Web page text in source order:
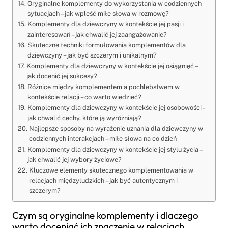
Oryginalne komplementy do wykorzystania w codziennych
sytuacjach – jak wpleść miłe słowa w rozmowę?
Komplementy dla dziewczyny w kontekście jej pasji i
zainteresowań – jak chwalić jej zaangażowanie?
Skuteczne techniki formułowania komplementów dla
dziewczyny – jak być szczerym i unikalnym?
Komplementy dla dziewczyny w kontekście jej osiągnięć –
jak docenić jej sukcesy?
Różnice między komplementem a pochlebstwem w
kontekście relacji – co warto wiedzieć?
Komplementy dla dziewczyny w kontekście jej osobowości –
jak chwalić cechy, które ją wyróżniają?
Najlepsze sposoby na wyrażenie uznania dla dziewczyny w
codziennych interakcjach – miłe słowa na co dzień
Komplementy dla dziewczyny w kontekście jej stylu życia –
jak chwalić jej wybory życiowe?
Kluczowe elementy skutecznego komplementowania w
relacjach międzyludzkich – jak być autentycznym i
szczerym?
Czym są oryginalne komplementy i dlaczego